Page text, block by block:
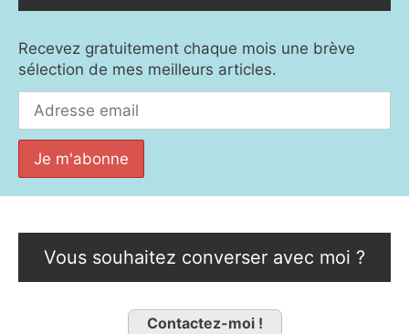
Recevez gratuitement chaque mois une brève
sélection de mes meilleurs articles.
Vous souhaitez converser avec moi ?
Contactez-moi !